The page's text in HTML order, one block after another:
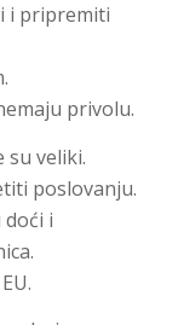
i pripremiti
privolu.
su veliki.
poslovanju.
i